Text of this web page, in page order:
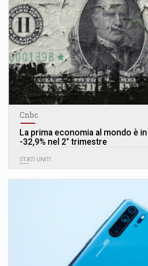
Cnbc
La prima economia al mondo è
-32,9% nel 2° trimestre
STATI UNITI